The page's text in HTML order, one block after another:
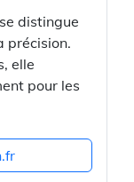
distingue
précision.
elle
pour les